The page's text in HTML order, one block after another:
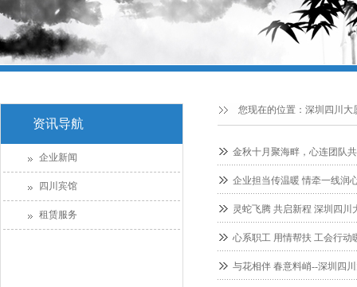
金秋十月聚海畔，心连团队
企业担当传温暖 情牵一线润
灵蛇飞腾 共启新程 深圳四川
心系职工 用情帮扶 工会行动
与花相伴 春意料峭--深圳四
您现在的位置： 深圳四川大
资讯导航
企业新闻
四川宾馆
租赁服务